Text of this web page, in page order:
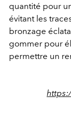
quantité pour
évitant les
bronzage
gommer pour
permettre un